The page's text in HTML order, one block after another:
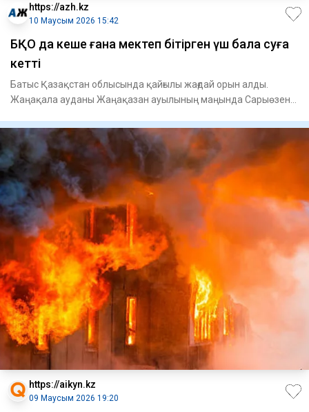
https://azh.kz
10 Маусым 2026 15:42
БҚО да кеше ғана мектеп бітірген үш бала суға
кетті
Батыс Қазақстан облысында қайғылы жағдай орын алды.
Жаңақала ауданы Жаңақазан ауылының маңында Сарыөзен
https://aikyn.kz
09 Маусым 2026 19:20